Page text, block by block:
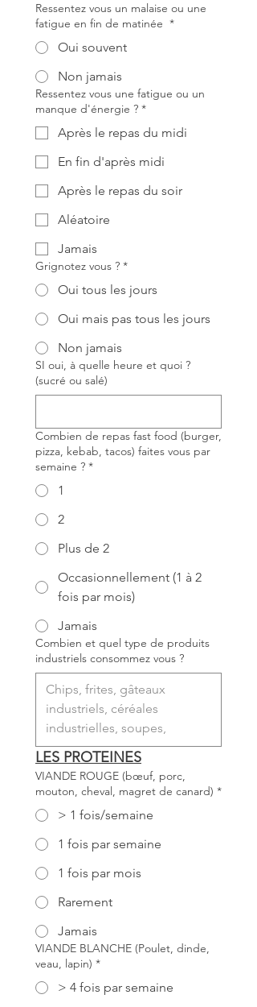
Ressentez vous un malaise ou une
fatigue en fin de matinée *
Oui souvent
Non jamais
Ressentez vous une fatigue ou un
manque d'énergie ? *
Après le repas du midi
En fin d'après midi
Après le repas du soir
Aléatoire
Jamais
Grignotez vous ? *
Oui tous les jours
Oui mais pas tous les jours
Non jamais
SI oui, à quelle heure et quoi ?
(sucré ou salé)
Combien de repas fast food (burger,
pizza, kebab, tacos) faites vous par
semaine ? *
1
2
Plus de 2
Occasionnellement (1 à 2
fois par mois)
Jamais
Combien et quel type de produits
industriels consommez vous ?
LES PROTEINES
VIANDE ROUGE (bœuf, porc,
mouton, cheval, magret de canard) *
> 1 fois/semaine
1 fois par semaine
1 fois par mois
Rarement
Jamais
VIANDE BLANCHE (Poulet, dinde,
veau, lapin) *
> 4 fois par semaine